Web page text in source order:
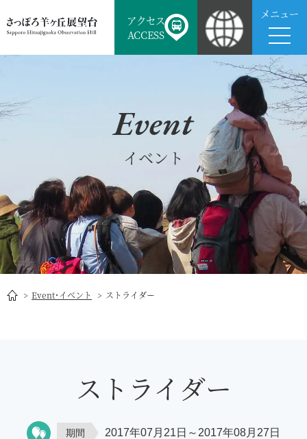
アクセス
ACCESS
メニュー
Event
イベント
Event･イベント ストライダー
ストライダー
期間 2017年07月21日～2017年08月27日